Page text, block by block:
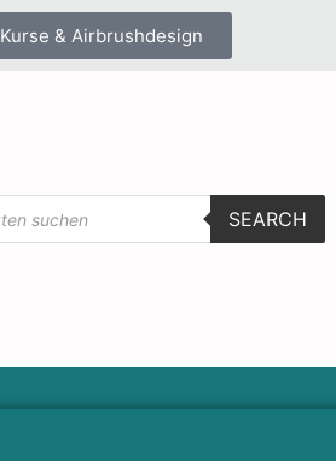
Kurse & Airbrushdesign
SEARCH